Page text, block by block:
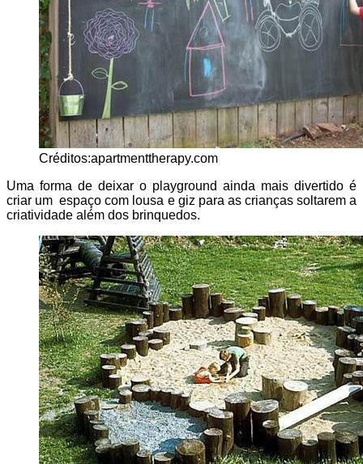
Créditos:apartmenttherapy.com
Uma forma de deixar o playground ainda mais divertido é
criar um espaço com lousa e giz para as crianças soltarem a
criatividade além dos brinquedos.